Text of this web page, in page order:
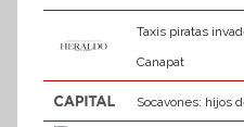
Taxis piratas
Canapat
Socavones: hijos